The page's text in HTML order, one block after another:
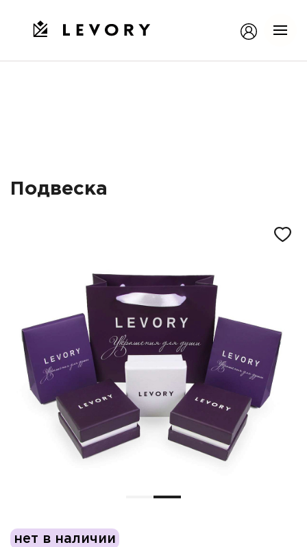
Подвеска
нет в наличии